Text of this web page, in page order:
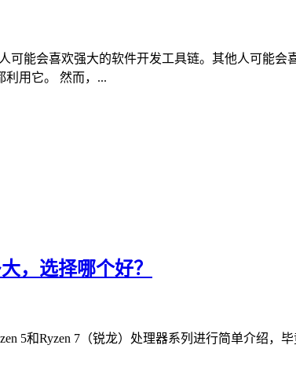
可能会喜欢强大的软件开发工具链。其他人可能
利用它。 然而，...
，选择哪个好？
5和Ryzen 7（锐龙）处理器系列进行简单介绍，